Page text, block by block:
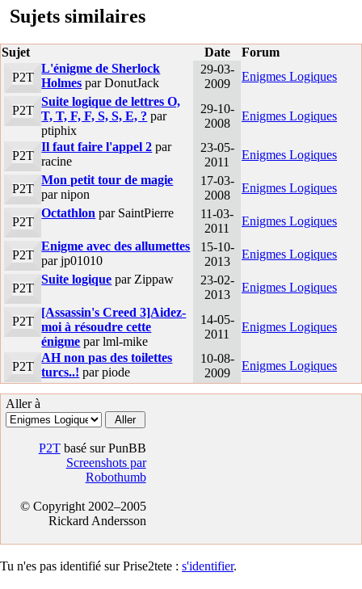
Sujets similaires
Sujet Date
Forum
P2T
L'énigme de Sherlock
Holmes par DonutJack
29-03-
2009
Enigmes Logiques
P2T
Suite logique de lettres O,
T, T, F, F, S, S, E, ? par
ptiphix
29-10-
2008
Enigmes Logiques
P2T
Il faut faire l'appel 2 par
racine
23-05-
2011
Enigmes Logiques
P2T
Mon petit tour de magie
par nipon
17-03-
2008
Enigmes Logiques
P2T
Octathlon par SaintPierre
11-03-
2011
Enigmes Logiques
P2T
Enigme avec des allumettes
par jp01010
15-10-
2013
Enigmes Logiques
P2T
Suite logique par Zippaw
23-02-
2013
Enigmes Logiques
P2T
[Assassin's Creed 3]Aidez-
moi à résoudre cette
énigme par lml-mike
14-05-
2011
Enigmes Logiques
P2T
AH non pas des toilettes
turcs..! par piode
10-08-
2009
Enigmes Logiques
Aller à
P2Tbasé sur PunBB
Screenshots par
Robothumb
© Copyright 2002–2005
Rickard Andersson
Tu n'es pas identifié sur Prise2tete : s'identifier.